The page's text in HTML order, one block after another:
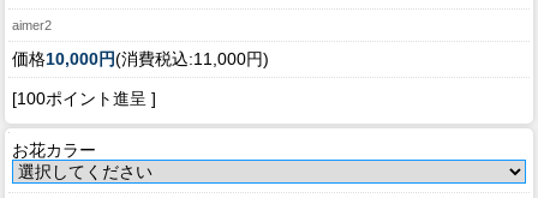
aimer2
価格10,000円(消費税込:11,000円)
[100ポイント進呈 ]
お花カラー